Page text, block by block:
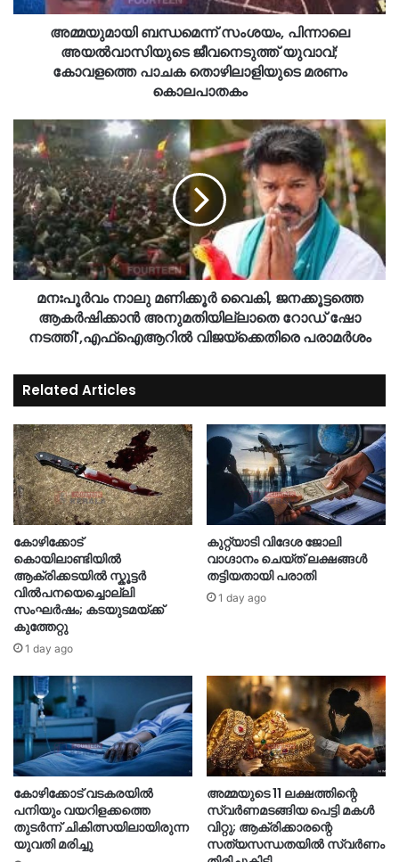
അമ്മയുമായി ബന്ധമെന്ന് സംശയം, പിന്നാലെ
അയൽവാസിയുടെ ജീവനെടുത്ത് യുവാവ്;
കോവളത്തെ പാചക തൊഴിലാളിയുടെ മരണം
കൊലപാതകം
മനഃപൂർവം നാലു മണിക്കൂർ വൈകി, ജനക്കൂട്ടത്തെ
ആകർഷിക്കാൻ അനുമതിയില്ലാതെ റോഡ് ഷോ
നടത്തി',എഫ്ഐആറിൽ വിജയ്‌ക്കെതിരെ പരാമർശം
Related Articles
കോഴിക്കോട്
കൊയിലാണ്ടിയിൽ
ആക്രിക്കടയിൽ സ്കൂട്ടർ
വിൽപനയെച്ചൊല്ലി
സംഘർഷം; കടയുടമയ്ക്ക്
കുത്തേറ്റു
1 day ago
കുറ്റ്യാടി വിദേശ ജോലി
വാഗ്ദാനം ചെയ്ത് ലക്ഷങ്ങൾ
തട്ടിയതായി പരാതി
1 day ago
കോഴിക്കോട് വടകരയിൽ
പനിയും വയറിളക്കത്തെ
തുടർന്ന് ചികിത്സയിലായിരുന്ന
യുവതി മരിച്ചു
അമ്മയുടെ 11 ലക്ഷത്തിന്റെ
സ്വർണമടങ്ങിയ പെട്ടി മകൾ
വിറ്റു; ആക്രിക്കാരന്റെ
സത്യസന്ധതയിൽ സ്വർണം